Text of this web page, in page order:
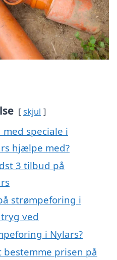
skjul
speciale i
hjælpe med?
3 tilbud på
strømpeforing i
ved
i Nylars?
prisen på